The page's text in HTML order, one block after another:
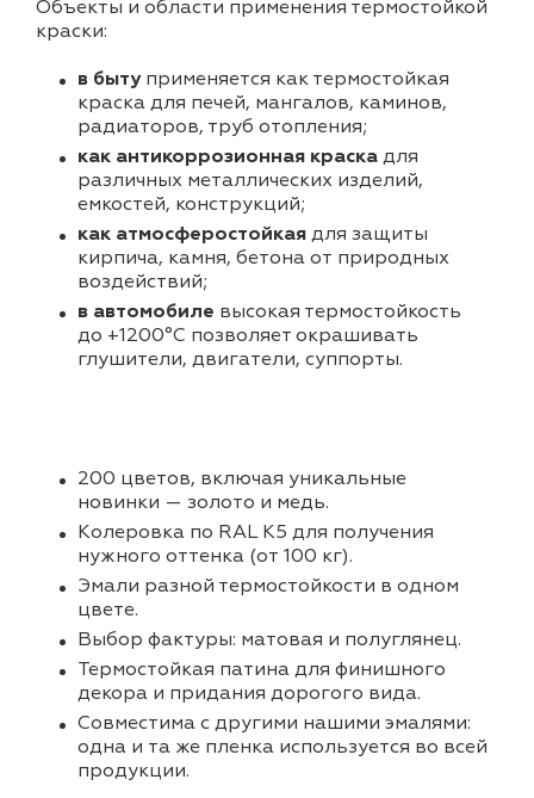
Объекты и области применения термостойкой
краски:
в быту применяется как термостойкая
краска для печей, мангалов, каминов,
радиаторов, труб отопления;
как антикоррозионная краска для
различных металлических изделий,
емкостей, конструкций;
как атмосферостойкая для защиты
кирпича, камня, бетона от природных
воздействий;
в автомобиле высокая термостойкость
до +1200°С позволяет окрашивать
глушители, двигатели, суппорты.
200 цветов, включая уникальные
новинки — золото и медь.
Колеровка по RAL K5 для получения
нужного оттенка (от 100 кг).
Эмали разной термостойкости в одном
цвете.
Выбор фактуры: матовая и полуглянец.
Термостойкая патина для финишного
декора и придания дорогого вида.
Совместима с другими нашими эмалями:
одна и та же пленка используется во всей
продукции.